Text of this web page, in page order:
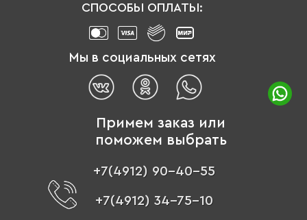
СПОСОБЫ ОПЛАТЫ:
Мы в социальных сетях
Примем заказ или
поможем выбрать
+7(4912) 90-40-55
+7(4912) 34-75-10